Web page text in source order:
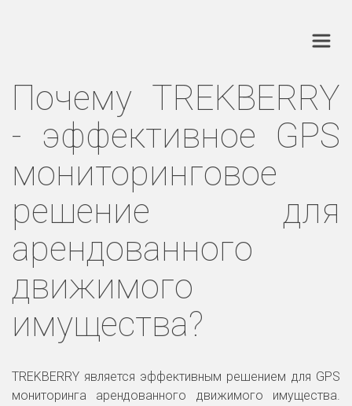
Почему TREKBERRY
- эффективное GPS
мониторинговое
решение для
арендованного
движимого
имущества?
TREKBERRY является эффективным решением для GPS
мониторинга арендованного движимого имущества.